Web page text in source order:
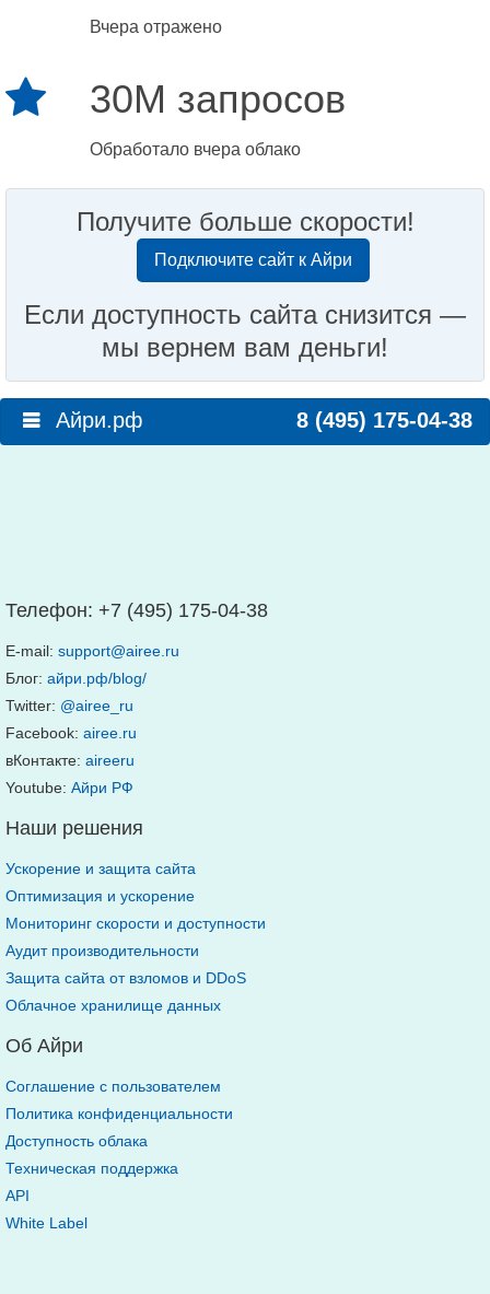
Вчера отражено
30M запросов
Обработало вчера облако
Получите больше скорости!
Подключите сайт к Айри
Если доступность сайта снизится —
мы вернем вам деньги!
Айри.рф 8 (495) 175-04-38
Телефон: +7 (495) 175-04-38
E-mail: support@airee.ru
Блог: айри.рф/blog/
Twitter: @airee_ru
Facebook: airee.ru
вКонтакте: aireeru
Youtube: Айри РФ
Наши решения
Ускорение и защита сайта
Оптимизация и ускорение
Мониторинг скорости и доступности
Аудит производительности
Защита сайта от взломов и DDoS
Облачное хранилище данных
Об Айри
Соглашение с пользователем
Политика конфиденциальности
Доступность облака
Техническая поддержка
API
White Label